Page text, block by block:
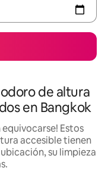
de altura
en Bangkok
equivocarse! Estos
accesible tienen
su limpieza